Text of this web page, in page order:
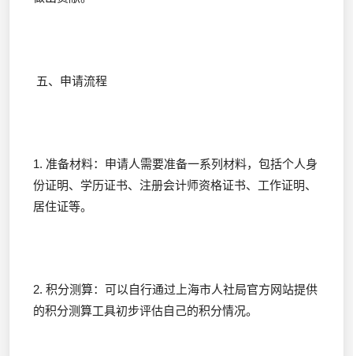
五、申请流程
1. 准备材料：申请人需要准备一系列材料，包括个人身
份证明、学历证书、注册会计师资格证书、工作证明、
居住证等。
2. 积分测算：可以自行通过上海市人社局官方网站提供
的积分测算工具初步评估自己的积分情况。